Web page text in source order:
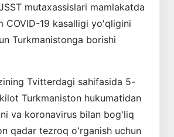
mutaxassislari mamlakatda
COVID-19 kasalligi yo'qligini
Turkmanistonga borishi
Tvitterdagi sahifasida 5-
Turkmaniston hukumatidan
va koronavirus bilan bog'liq
qadar tezroq o'rganish uchun